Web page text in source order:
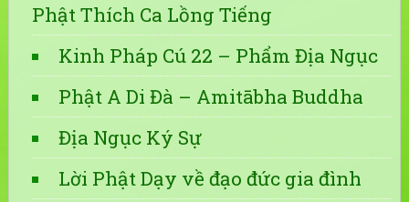
Phật Thích Ca Lồng Tiếng
Kinh Pháp Cú 22 – Phẩm Địa Ngục
Phật A Di Đà – Amitābha Buddha
Địa Ngục Ký Sự
Lời Phật Dạy về đạo đức gia đình